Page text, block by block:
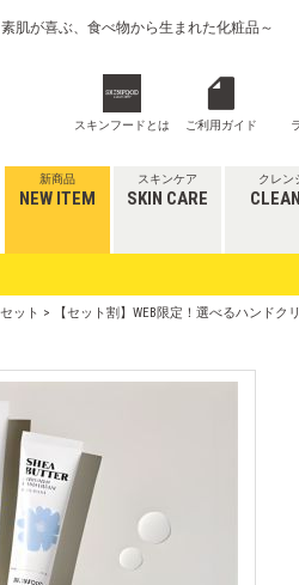
素肌が喜ぶ、食べ物から生まれた化粧品～
スキンフードとは ご利用ガイド
新商品
NEW ITEM
スキンケア
SKIN CARE
クレン
ット > 【セット割】WEB限定！選べるハンドク